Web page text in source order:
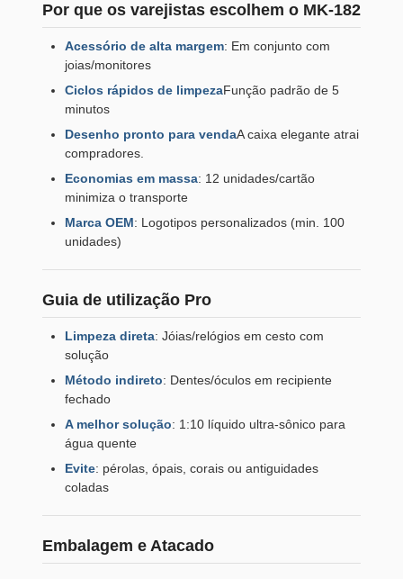
Por que os varejistas escolhem o MK-182
Acessório de alta margem: Em conjunto com
joias/monitores
Ciclos rápidos de limpezaFunção padrão de 5
minutos
Desenho pronto para vendaA caixa elegante atrai
compradores.
Economias em massa: 12 unidades/cartão
minimiza o transporte
Marca OEM: Logotipos personalizados (min. 100
unidades)
Guia de utilização Pro
Limpeza direta: Jóias/relógios em cesto com
solução
Método indireto: Dentes/óculos em recipiente
fechado
A melhor solução: 1:10 líquido ultra-sônico para
água quente
Evite: pérolas, ópais, corais ou antiguidades
coladas
Embalagem e Atacado